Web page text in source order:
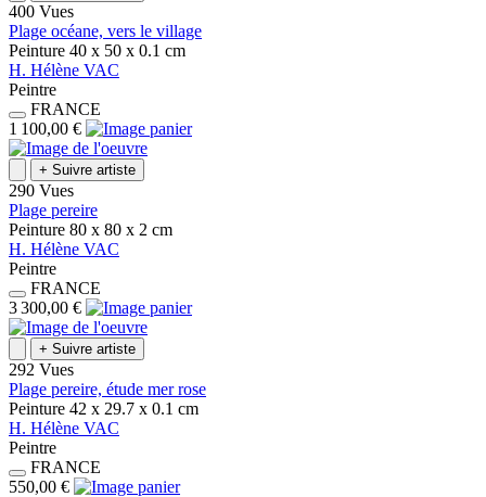
400 Vues
Plage océane, vers le village
Peinture 40 x 50 x 0.1 cm
H. Hélène VAC
Peintre
FRANCE
1 100,00 €
+ Suivre artiste
290 Vues
Plage pereire
Peinture 80 x 80 x 2 cm
H. Hélène VAC
Peintre
FRANCE
3 300,00 €
+ Suivre artiste
292 Vues
Plage pereire, étude mer rose
Peinture 42 x 29.7 x 0.1 cm
H. Hélène VAC
Peintre
FRANCE
550,00 €